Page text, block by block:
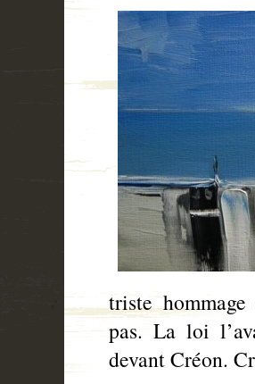
triste
pas. La loi
devant Créon.